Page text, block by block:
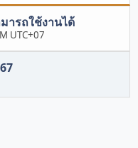
ารถใช้งานได้
UTC+07